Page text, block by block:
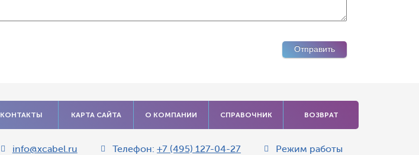
КОНТАКТЫ КАРТА САЙТА О КОМПАНИИ СПРАВОЧНИК ВОЗВРАТ
info@xcabel.ru Телефон:+7 (495) 127-04-27
Режим работы